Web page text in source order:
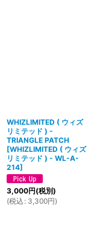
WHIZLIMITED ( ウィズ
リミテッド ) -
TRIANGLE PATCH
[WHIZLIMITED ( ウィズ
リミテッド ) - WL-A-
214]
3,000円(税別)
(税込 : 3,300円)